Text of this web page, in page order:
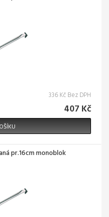
336 Kč Bez DPH
407 Kč
pr.16cm monoblok